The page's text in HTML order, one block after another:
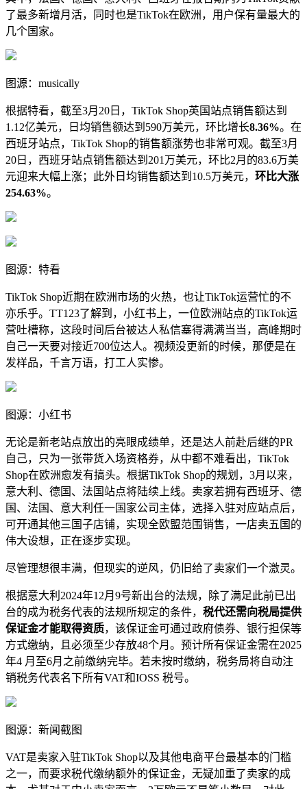
了最多新增月活，同时也是TikTok在欧洲，用户保有量最大的
几个国家。
图源：musically
根据特看，截至3月20日，TikTok Shop英国站点销售额达到
1.12亿美元，日均销售额达到590万美元，环比增长8.36%。在
西班牙站点，TikTok Shop的销售额涨势也非常可观。截至3月
20日，西班牙站点销售额达到201万美元，环比2月的83.6万美
元迎来大幅上涨；此外日均销售额达到10.5万美元， 环比大涨
254.63%。
图源：特看
TikTok Shop近期在欧洲市场的火热，也让TikTok运营忙的不
亦乐乎。TT123了解到，小红书上，一位欧洲站点的TikTok运
营吐槽称，这段时间后台被达人私信塞得满满当当，高峰期时
自己一天要对接近700位达人。视频没更新的时候，那便是在
发样品，千言万语，打工人实惨。
图源：小红书
无论是新老站点放出的亮眼成绩单，还是达人前赴后继的PR
自己，只为一张带货入场资格券，从中都不难看出，TikTok
Shop在欧洲愈发有搞头。根据TikTok Shop的规划，3月以来，
意大利、德国、法国站点将陆续上线。卖家若拥有西班牙、德
国、法国、意大利任一国家公司主体，选择入驻对应站点后，
可开通其他三国子店铺，实现全欧盟范围销售，一店卖五国的
伟大设想，正在逐步实现。
尽管理想很丰满，但现实的逆风，仍旧给了卖家们一个激灵。
根据意大利2024年12月9号新出台的法规，除了满足此前已出
台的成为税务代表的法规所规定的条件， 税代还需向税局提供
保证金才能取得资质，该保证金可通过政府债券、银行担保等
方式缴纳，且必须至少存放48个月。预计所有保证金需在2025
年4 月至6月之前缴纳完毕。若未按时缴纳，税务局将自动注
销税务代表名下所有VAT和IOSS 税号。
图源：新闻截图
VAT是卖家入驻TikTok Shop以及其他电商平台最基本的门槛
之一，而要求税代缴纳额外的保证金，无疑加重了卖家的成